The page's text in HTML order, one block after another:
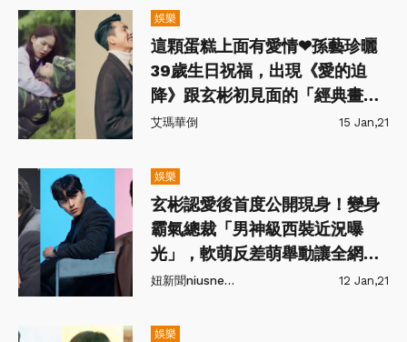
娛樂
這顆蛋糕上面有愛情❤孫藝珍曬
39歲生日祝福，出現《愛的迫
降》跟玄彬初見面的「經典畫
面」！
艾瑪華倒 15 Jan,21
娛樂
玄彬認愛後首度公開現身！變身
霸氣總裁「男神級西裝近況曝
光」，軟萌反差萌舉動讓全網戀
愛～
妞新聞niusnews 12 Jan,21
娛樂